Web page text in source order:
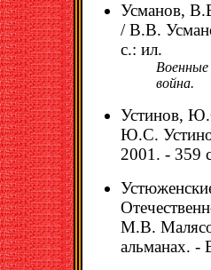
Усманов,
/ В.В.
с.: ил.
война.
Устинов,
Ю.С.
2001. - 359
М.В.
альманах. -